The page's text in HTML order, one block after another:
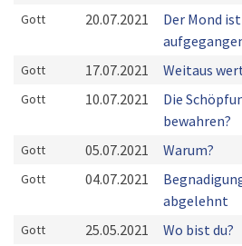
Gott 20.07.2021
Der Mond ist
Gott 17.07.2021 Weitaus
Gott 10.07.2021
Die
bewahren?
Gott 05.07.2021 Warum?
Gott 04.07.2021
abgelehnt
Gott 25.05.2021 Wo bist du?